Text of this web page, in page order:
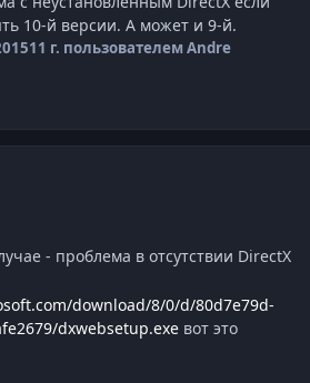
10-й версии. А может и 9-й.
11 г. пользователем Andre
- проблема в отсутствии DirectX
download/8/0/d/80d7e79d-
dxwebsetup.exe вот это